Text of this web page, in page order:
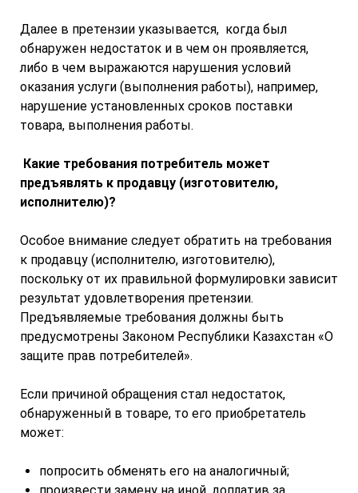
Далее в претензии указывается, когда был
обнаружен недостаток и в чем он проявляется,
либо в чем выражаются нарушения условий
оказания услуги (выполнения работы), например,
нарушение установленных сроков поставки
товара, выполнения работы.
Какие требования потребитель может
предъявлять к продавцу (изготовителю,
исполнителю)?
Особое внимание следует обратить на требования
к продавцу (исполнителю, изготовителю),
поскольку от их правильной формулировки зависит
результат удовлетворения претензии.
Предъявляемые требования должны быть
предусмотрены Законом Республики Казахстан «О
защите прав потребителей».
Если причиной обращения стал недостаток,
обнаруженный в товаре, то его приобретатель
может:
попросить обменять его на аналогичный;